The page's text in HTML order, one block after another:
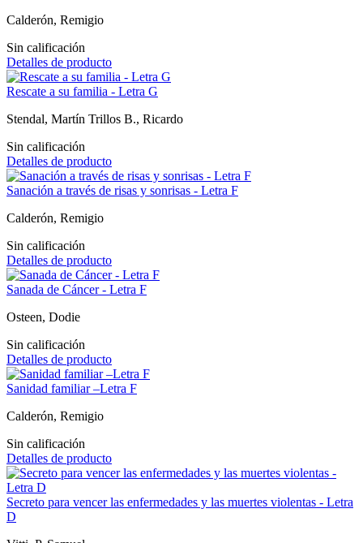
Calderón, Remigio
Sin calificación
Detalles de producto
Rescate a su familia - Letra G
Stendal, Martín Trillos B., Ricardo
Sin calificación
Detalles de producto
Sanación a través de risas y sonrisas - Letra F
Calderón, Remigio
Sin calificación
Detalles de producto
Sanada de Cáncer - Letra F
Osteen, Dodie
Sin calificación
Detalles de producto
Sanidad familiar –Letra F
Calderón, Remigio
Sin calificación
Detalles de producto
Secreto para vencer las enfermedades y las muertes violentas - Letra
D